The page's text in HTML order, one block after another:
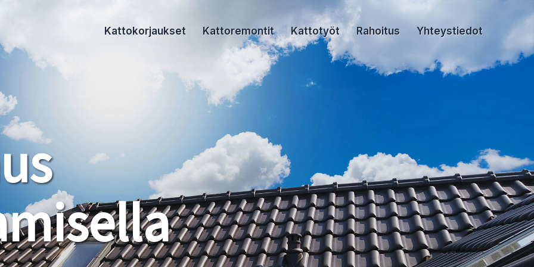
Kattokorjaukset Kattoremontit Kattotyöt Rahoitus Yhteystiedot